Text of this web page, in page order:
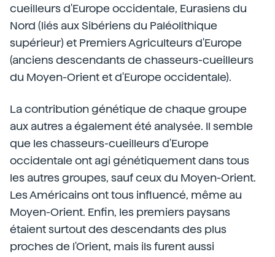
cueilleurs d'Europe occidentale, Eurasiens du
Nord (liés aux Sibériens du Paléolithique
supérieur) et Premiers Agriculteurs d'Europe
(anciens descendants de chasseurs-cueilleurs
du Moyen-Orient et d'Europe occidentale).
La contribution génétique de chaque groupe
aux autres a également été analysée. Il semble
que les chasseurs-cueilleurs d'Europe
occidentale ont agi génétiquement dans tous
les autres groupes, sauf ceux du Moyen-Orient.
Les Américains ont tous influencé, même au
Moyen-Orient. Enfin, les premiers paysans
étaient surtout des descendants des plus
proches de l'Orient, mais ils furent aussi